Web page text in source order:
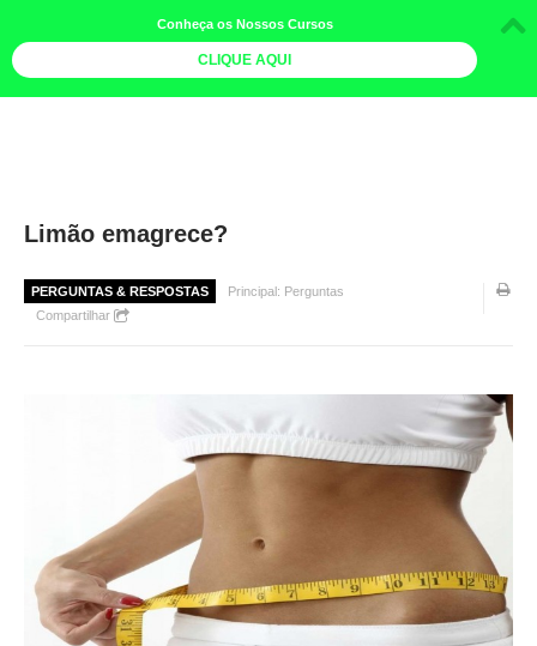
MAIS
GALERIA DE FOTOS
PÓS-OFICINAS
COLABORADORES
TV DE BEM COM A NATUREZA
FALE CONOSCO
Limão emagrece?
PERGUNTAS & RESPOSTAS
Principal: Perguntas
Compartilhar
Conheça os Nossos Cursos
CLIQUE AQUI